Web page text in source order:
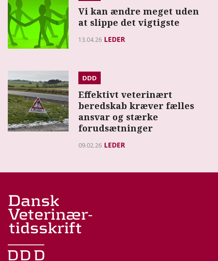
Vi kan ændre meget uden
at slippe det vigtigste
13.04.26 LEDER
DDD
Effektivt veterinært
beredskab kræver fælles
ansvar og stærke
forudsætninger
09.02.26 LEDER